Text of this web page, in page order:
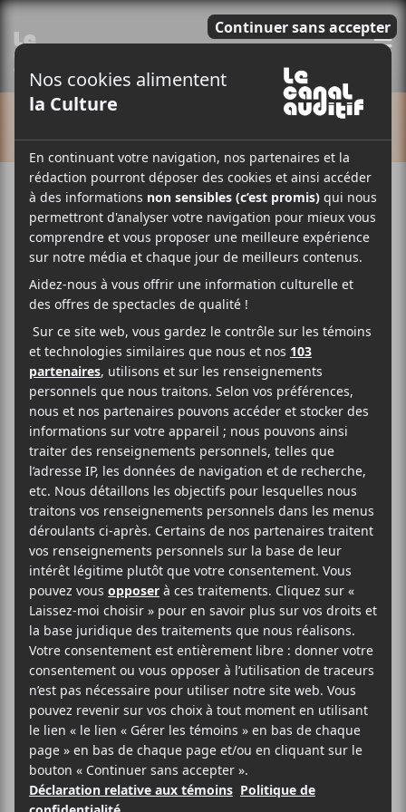
Cet évènement est passé.
Loving + Ora Cogan —
Annulé
2025-06-15@20:00–23:00
LovingetOra Coganseront en concert aux
Foufounes Électriques le 15 juin prochain dans le
cadre de leur tournée estivale. En raison des ventes
de billets insuffisantes, le groupe a annulé sa
tournée.
30.20$
Blue Skies Turn Black
Les Foufounes Électriques
87 Rue Ste-Catherine Est
Montréal, H2X 1K5